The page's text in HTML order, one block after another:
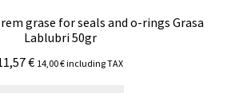
grase for seals and o-rings Grasa
Lablubri 50gr
€ 14,00€including TAX